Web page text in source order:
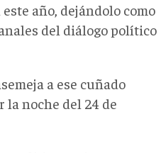
año, dejándolo como
del diálogo político
a ese cuñado
noche del 24 de